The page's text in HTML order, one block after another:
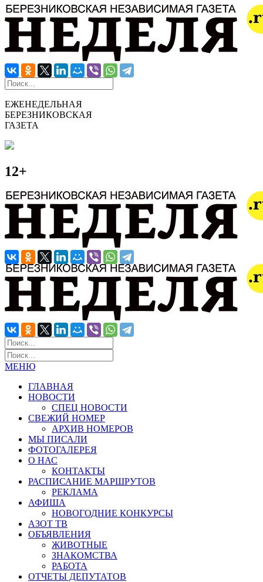
ЕЖЕНЕДЕЛЬНАЯ
БЕРЕЗНИКОВСКАЯ
ГАЗЕТА
12+
МЕНЮ
ГЛАВНАЯ
НОВОСТИ
СПЕЦ НОВОСТИ
СВЕЖИЙ НОМЕР
АРХИВ НОМЕРОВ
МЫ ПИСАЛИ
ФОТОГАЛЕРЕЯ
О НАС
КОНТАКТЫ
РАСПИСАНИЕ МАРШРУТОВ
РЕКЛАМА
АФИША
НОВОГОДНИЕ КОНКУРСЫ
АЗОТ ТВ
ОБЪЯВЛЕНИЯ
ЖИВОТНЫЕ
ЗНАКОМСТВА
РАБОТА
ОТЧЕТЫ ДЕПУТАТОВ